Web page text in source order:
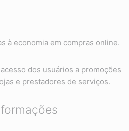
à economia em compras online.
dos usuários a promoções
e prestadores de serviços.